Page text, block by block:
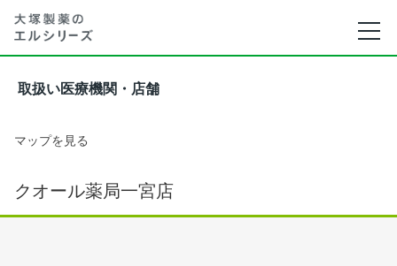
取扱い医療機関・店舗
マップを見る
クオール薬局一宮店